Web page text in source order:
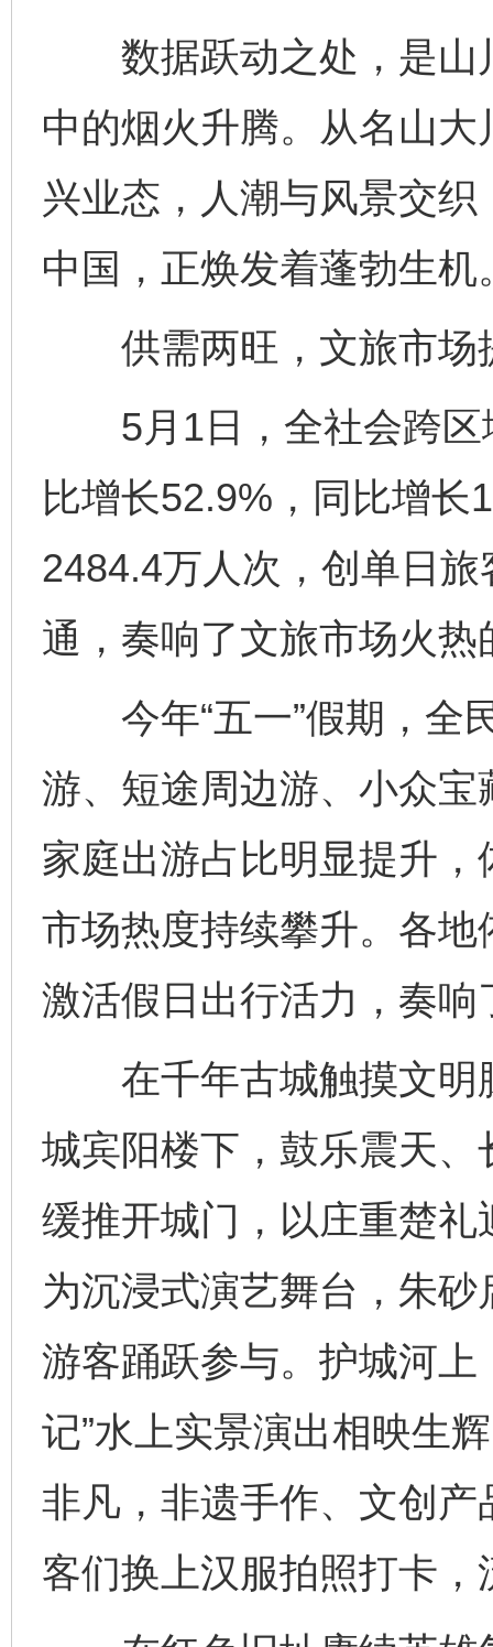
数据跃动之处，是山
中的烟火升腾。从名山
兴业态，人潮与风景交
中国，正焕发着蓬勃生机
供需两旺，文旅市场
5月1日，全社会跨区
比增长52.9%，同比增长
2484.4万人次，创单日
通，奏响了文旅市场火热
今年“五一”假期，全
游、短途周边游、小众
家庭出游占比明显提升
市场热度持续攀升。各
激活假日出行活力，奏响
在千年古城触摸文明
城宾阳楼下，鼓乐震天
缓推开城门，以庄重楚
为沉浸式演艺舞台，朱
游客踊跃参与。护城河上
记”水上实景演出相映生
非凡，非遗手作、文创
客们换上汉服拍照打卡，